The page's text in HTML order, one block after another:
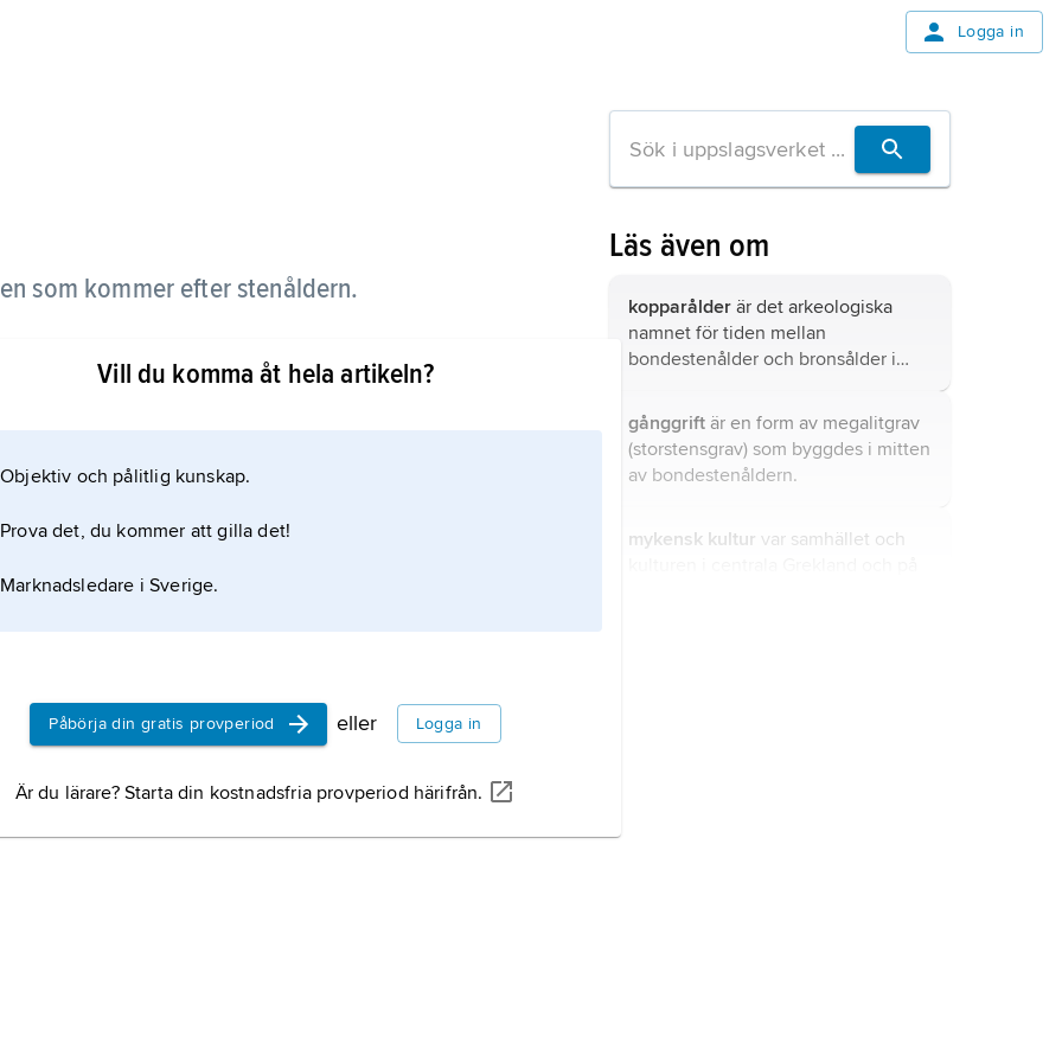
Logga in
som kommer efter stenåldern.
verktyg, vapen, smycken och annat av brons.
oftast tenn. Men fortfarande använde
Vill du komma åt hela artikeln?
Objektiv och pålitlig kunskap.
Prova det, du kommer att gilla det!
Marknadsledare i Sverige.
Påbörja din gratis provperiod eller Logga in
Är du lärare? Starta din kostnadsfria provperiod härifrån.
Läs även om
kopparålder är det arkeologiska
namnet för tiden mellan
bondestenålder och bronsålder i
gånggrift är en form av megalitgrav
(storstensgrav) som byggdes i mitten
av bondestenåldern.
mykensk kultur var samhället och